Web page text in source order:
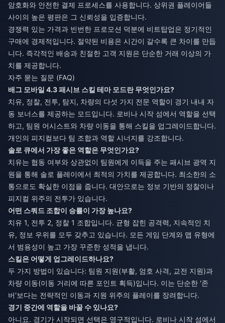
암호화와 안전한 결제 프로세스를 사용합니다. 상위권 플레이어들
사이의 높은 평판은 그 신뢰성을 입증합니다.
경쟁력 있는 가격과 빈번한 프로모션 덕분에 비트탑업은 정기적인
구매에 경제적입니다. 절약된 비용은 시간이 갈수록 큰 차이를 만듭
니다. 즉각적인 배송과 친절한 고객 지원은 단순한 거래 이상의 가
치를 제공합니다.
자주 묻는 질문 (FAQ)
배그 모바일 4.3 패시브 스킬 테마 모드란 무엇인가요?
치유, 정찰, 전투, 탐지, 차량의 다섯 가지 전문 역할이 경기 내내 자
동 보너스를 제공하는 모드입니다. 로비나 시작 섬에서 역할을 선택
하고, 팀원 어시스트와 차량 이동을 통해 스킬을 업그레이드합니다.
개인의 피지컬보다 팀 조합과 역할 시너지를 강조합니다.
솔로 큐에서 가장 좋은 역할은 무엇인가요?
치유는 협동 여부와 상관없이 팀원에게 이득을 주는 패시브 광역 지
원을 통해 솔로 플레이에서 최적의 가치를 제공합니다. 최소한의 소
통으로도 확실한 이점을 줍니다. 대안으로는 정보 기반의 정찰이나
피지컬 위주의 전투가 있습니다.
어떤 스쿼드 조합이 승률이 가장 높나요?
치유 1, 전투 2, 정찰 1 조합입니다. 균형 잡힌 공격력, 지속적인 치
유, 정보 우위를 모두 갖추고 있습니다. 모든 게임 단계와 맵 유형에
서 범용성이 높고 가장 꾸준한 성적을 냅니다.
스킬은 어떻게 업그레이드하나요?
두 가지 방법이 있습니다: 팀원 지원(부활, 엄호 사격, 교전 지원)과
차량 이동(이동 거리에 따른 포인트 획득)입니다. 이는 단순한 '존
버'보다는 전략적인 이동과 지원 위주의 플레이를 장려합니다.
경기 중간에 역할을 바꿀 수 있나요?
아니요. 경기가 시작되면 선택은 영구적입니다. 로비나 시작 섬에서